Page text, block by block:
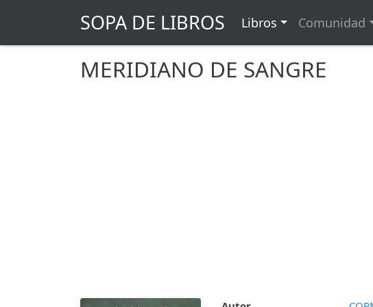
SOPA DE LIBROS Libros Comunidad
MERIDIANO DE SANGRE